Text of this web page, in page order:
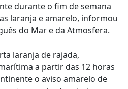
durante o fim de semana
laranja e amarelo, informou
do Mar e da Atmosfera.
laranja de rajada,
a partir das 12 horas
o aviso amarelo de